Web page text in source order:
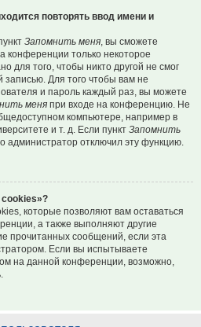
повторять ввод имени и
Запомнить меня , вы сможете
конференции только некоторое
для того, чтобы никто другой не смог
записью. Для того чтобы вам не
и пароль каждый раз, вы можете
меня при входе на конференцию. Не
компьютере, например в
и т. д. Если пункт Запомнить
администратор отключил эту функцию.
cookies»?
которые позволяют вам оставаться
а также выполняют другие
прочитанных сообщений, если эта
Если вы испытываете
на данной конференции, возможно,